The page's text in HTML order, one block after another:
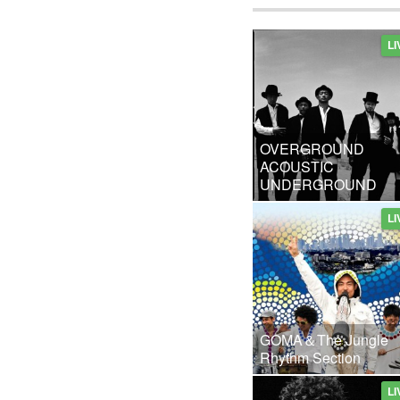
OVERGROUND
ACOUSTIC
UNDERGROUND
GOMA＆The Jungle
Rhythm Section